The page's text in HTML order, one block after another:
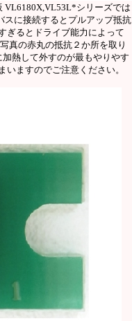
VL6180X,VL53L*シリーズでは
スに接続するとプルアップ抵抗
ぎるとドライブ能力によって
真の赤丸の抵抗２か所を取り
熱して外すのが最もやりやす
ますのでご注意ください。